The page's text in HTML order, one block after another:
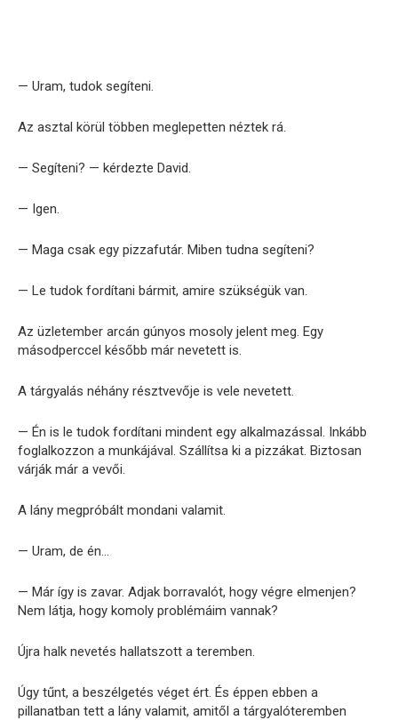
— Uram, tudok segíteni.
Az asztal körül többen meglepetten néztek rá.
— Segíteni? — kérdezte David.
— Igen.
— Maga csak egy pizzafutár. Miben tudna segíteni?
— Le tudok fordítani bármit, amire szükségük van.
Az üzletember arcán gúnyos mosoly jelent meg. Egy
másodperccel később már nevetett is.
A tárgyalás néhány résztvevője is vele nevetett.
— Én is le tudok fordítani mindent egy alkalmazással. Inkább
foglalkozzon a munkájával. Szállítsa ki a pizzákat. Biztosan
várják már a vevői.
A lány megpróbált mondani valamit.
— Uram, de én…
— Már így is zavar. Adjak borravalót, hogy végre elmenjen?
Nem látja, hogy komoly problémáim vannak?
Újra halk nevetés hallatszott a teremben.
Úgy tűnt, a beszélgetés véget ért. És éppen ebben a
pillanatban tett a lány valamit, amitől a tárgyalóteremben